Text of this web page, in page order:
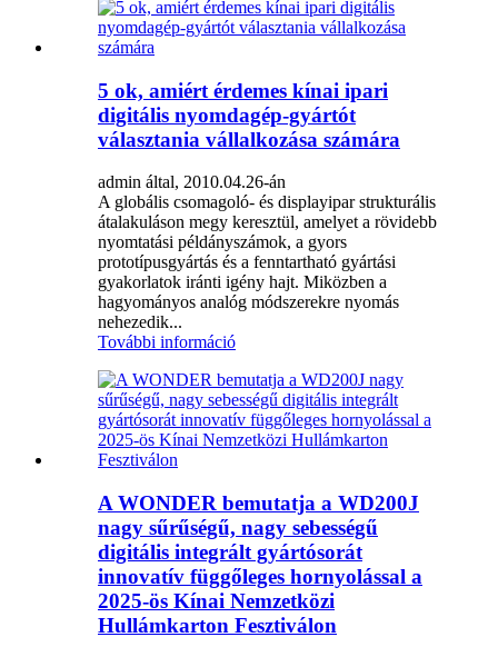
5 ok, amiért érdemes kínai ipari
digitális nyomdagép-gyártót
választania vállalkozása számára
admin által, 2010.04.26-án
A globális csomagoló- és displayipar strukturális
átalakuláson megy keresztül, amelyet a rövidebb
nyomtatási példányszámok, a gyors
prototípusgyártás és a fenntartható gyártási
gyakorlatok iránti igény hajt. Miközben a
hagyományos analóg módszerekre nyomás
nehezedik...
További információ
A WONDER bemutatja a WD200J
nagy sűrűségű, nagy sebességű
digitális integrált gyártósorát
innovatív függőleges hornyolással a
2025-ös Kínai Nemzetközi
Hullámkarton Fesztiválon